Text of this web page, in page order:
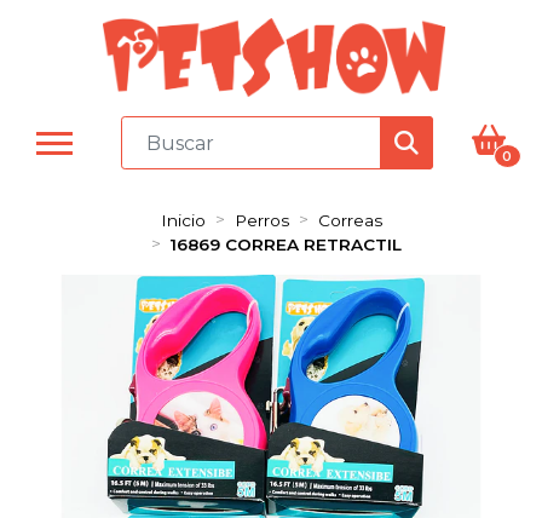
0
Inicio Perros
Correas
16869 CORREA RETRACTIL